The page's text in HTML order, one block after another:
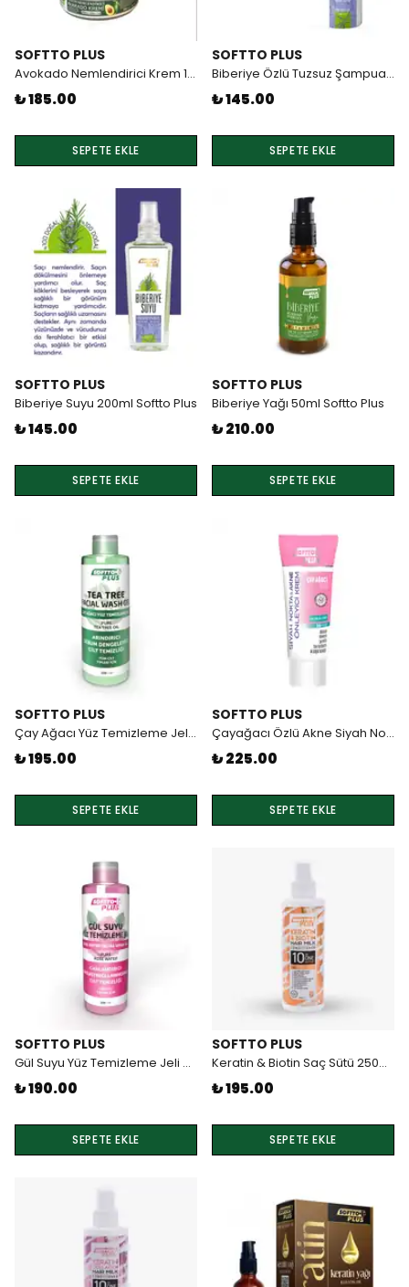
SOFTTO PLUS
Avokado Nemlendirici Krem 100ml Softto Plus
₺ 185.00
SEPETE EKLE
SOFTTO PLUS
Biberiye Özlü Tuzsuz Şampuan 250ml Softto Plus
₺ 145.00
SEPETE EKLE
SOFTTO PLUS
Biberiye Suyu 200ml Softto Plus
₺ 145.00
SEPETE EKLE
SOFTTO PLUS
Biberiye Yağı 50ml Softto Plus
₺ 210.00
SEPETE EKLE
SOFTTO PLUS
Çay Ağacı Yüz Temizleme Jeli 200ml Softto Plus
₺ 195.00
SEPETE EKLE
SOFTTO PLUS
Çayağacı Özlü Akne Siyah Nokta Önleyici Krem 50ml
₺ 225.00
SEPETE EKLE
SOFTTO PLUS
Gül Suyu Yüz Temizleme Jeli 200ml Softto Plus
₺ 190.00
SEPETE EKLE
SOFTTO PLUS
Keratin & Biotin Saç Sütü 250ml Softto Plus
₺ 195.00
SEPETE EKLE